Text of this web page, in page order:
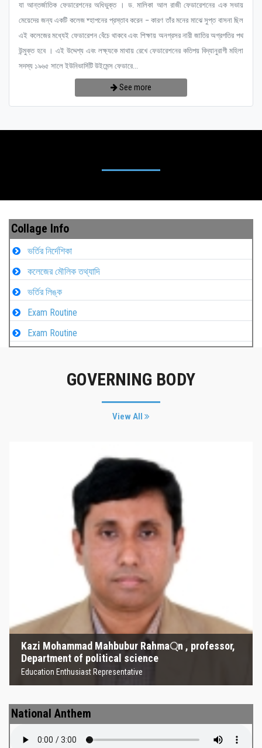
যা আন্তর্জাতিক ফেডারেশনের অধিভুক্ত । ড. মালিকা আল রাজী ফেডারেশনের এক সভায়
মেয়েদের জন্য একটি কলেজ ষ্হাপনের প্রস্তাব করেন – কারণ তাঁর মনের মাঝে সুপ্ত বাসনা ছিল
এই কলেজের মধ্যেই ফেডারেশন বেঁচে থাকবে এবং শিক্ষায় অনগ্রসর নারী জাতির অগ্রগতির পথ
উন্মুক্ত হবে । এই উদ্দেশ্য এবং লক্ষ্যকে মাথায় রেখে ফেডারেশনের কতিপয় বিদ্যানুরাগী মহিলা
সদস্য ১৯৬৫ সালে ইউনিভার্সিটি উইমেন্স ফেডারে...
See more
Collage Info
ভর্তির নির্দেশিকা
কলেজের মৌলিক তথ্যাদি
ভর্তির লিঙ্ক
Exam Routine
Exam Routine
GOVERNING BODY
View All
Kazi Mohammad Mahbubur Rahma্‌n , professor,
Department of political science
Education Enthusiast Representative
Kazi Mohammad Mahbubur
Rahma্‌n , professor, Department
of political science
Education Enthusiast Representative
National Anthem